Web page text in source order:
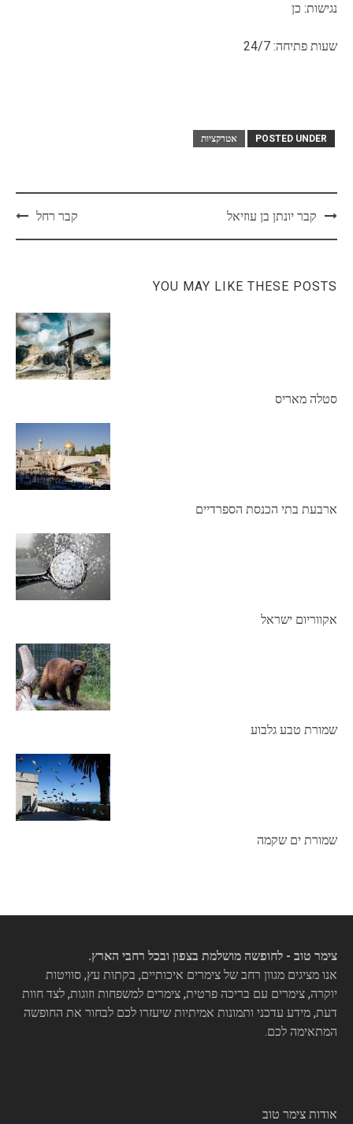
נגישות: כן
שעות פתיחה: 24/7
POSTED UNDER אטרקציות
Postקבר יונתן בן עוזיאל קבר רחל
YOU MAY LIKE THESE POSTS
סטלה מאריס
ארבעת בתי הכנסת הספרדיים
אקווריום ישראל
שמורת טבע גלבוע
שמורת ים שקמה
צימר טוב - לחופשה מושלמת בצפון ובכל רחבי הארץ.
אנו מציגים מגוון רחב של צימרים איכותיים, בקתות עץ, סוויטות
יוקרה, צימרים עם בריכה פרטית, צימרים למשפחות וזוגות, לצד חוות
דעת, מידע עדכני ותמונות אמיתיות שיעזרו לכם לבחור את החופשה
המתאימה לכם.
אודות צימר טוב